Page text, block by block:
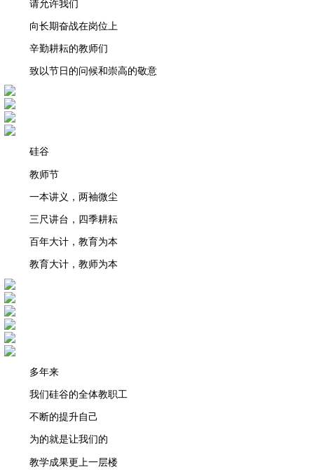
请允许我们
向长期奋战在岗位上
辛勤耕耘的教师们
致以节日的问候和崇高的敬意
硅谷
教师节
一本讲义，两袖微尘
三尺讲台，四季耕耘
百年大计，教育为本
教育大计，教师为本
多年来
我们硅谷的全体教职工
不断的提升自己
为的就是让我们的
教学成果更上一层楼